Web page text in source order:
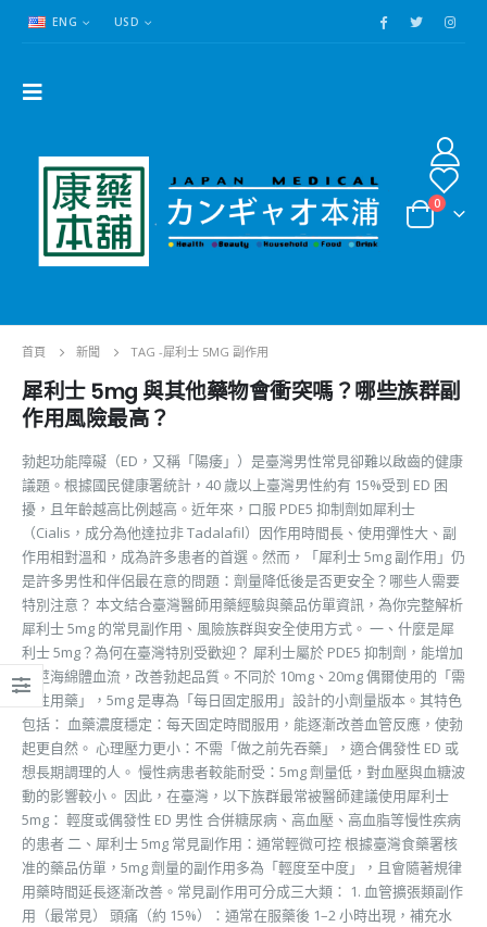
ENG USD
0
首頁 新聞 TAG -犀利士 5MG 副作用
犀利士 5mg 與其他藥物會衝突嗎？哪些族群副
作用風險最高？
勃起功能障礙（ED，又稱「陽痿」）是臺灣男性常見卻難以啟齒的健康
議題。根據國民健康署統計，40 歲以上臺灣男性約有 15%受到 ED 困
擾，且年齡越高比例越高。近年來，口服 PDE5 抑制劑如犀利士
（Cialis，成分為他達拉非 Tadalafil）因作用時間長、使用彈性大、副
作用相對溫和，成為許多患者的首選。然而，「犀利士 5mg 副作用」仍
是許多男性和伴侶最在意的問題：劑量降低後是否更安全？哪些人需要
特別注意？ 本文結合臺灣醫師用藥經驗與藥品仿單資訊，為你完整解析
犀利士 5mg 的常見副作用、風險族群與安全使用方式。 一、什麼是犀
利士 5mg？為何在臺灣特別受歡迎？ 犀利士屬於 PDE5 抑制劑，能增加
陰莖海綿體血流，改善勃起品質。不同於 10mg、20mg 偶爾使用的「需
要性用藥」，5mg 是專為「每日固定服用」設計的小劑量版本。其特色
包括： 血藥濃度穩定：每天固定時間服用，能逐漸改善血管反應，使勃
起更自然。 心理壓力更小：不需「做之前先吞藥」，適合偶發性 ED 或
想長期調理的人。 慢性病患者較能耐受：5mg 劑量低，對血壓與血糖波
動的影響較小。 因此，在臺灣，以下族群最常被醫師建議使用犀利士
5mg： 輕度或偶發性 ED 男性 合併糖尿病、高血壓、高血脂等慢性疾病
的患者 二、犀利士 5mg 常見副作用：通常輕微可控 根據臺灣食藥署核
准的藥品仿單，5mg 劑量的副作用多為「輕度至中度」，且會隨著規律
用藥時間延長逐漸改善。常見副作用可分成三大類： 1. 血管擴張類副作
用（最常見） 頭痛（約 15%）：通常在服藥後 1–2 小時出現，補充水